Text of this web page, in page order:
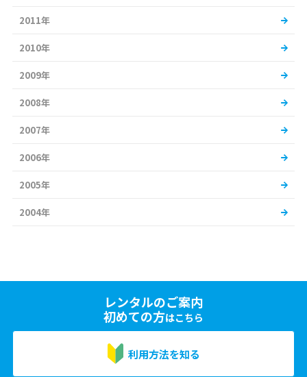
2011年
2010年
2009年
2008年
2007年
2006年
2005年
2004年
レンタルのご案内
初めての方はこちら
利用方法を知る